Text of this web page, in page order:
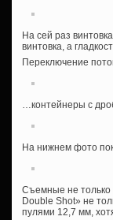
На сей раз
винтовка, а
Переключение
…контейнеры с
На нижнем фото
Съемные не только
Double Shot» не
пулями 12,7 мм,